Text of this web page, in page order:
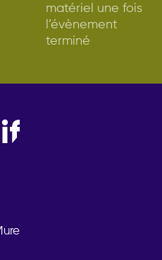
matériel une fois
l’évènement
terminé